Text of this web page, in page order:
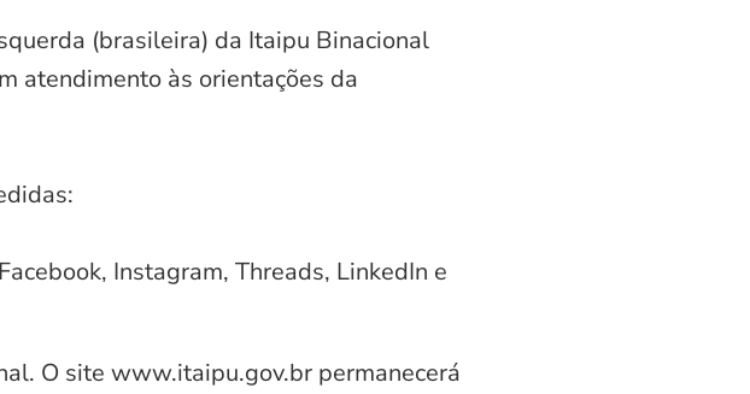
(brasileira) da Itaipu Binacional
atendimento às orientações da
Instagram, Threads, LinkedIn e
O site www.itaipu.gov.br permanecerá